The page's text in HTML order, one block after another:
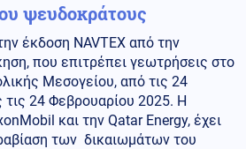
ψευδοκράτους
έκδοση NAVTEX από την
που επιτρέπει γεωτρήσεις στο
Μεσογείου, από τις 24
24 Φεβρουαρίου 2025. Η
και την Qatar Energy, έχει
των δικαιωμάτων του